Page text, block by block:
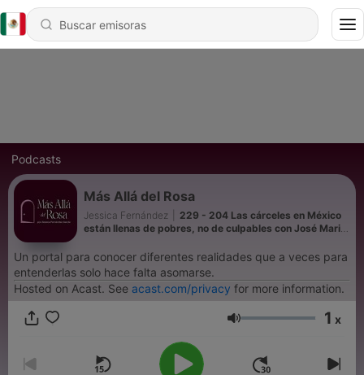
Podcasts
Más Allá del Rosa
Jessica Fernández
229 - 204 Las cárceles en México
están llenas de pobres, no de culpables con José Mario
Un portal para conocer diferentes realidades que a veces para
entenderlas solo hace falta asomarse.
Hosted on Acast. See acast.com/privacy for more information.
Volumen 1 x